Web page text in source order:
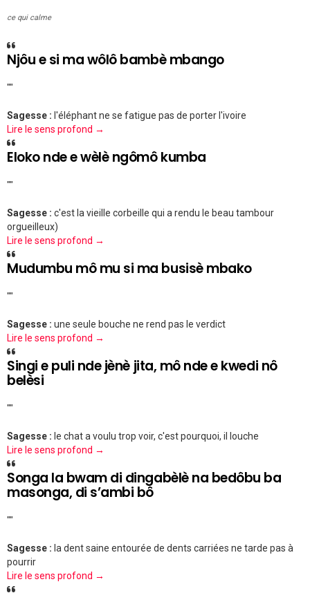
ce qui calme
Njôu e si ma wôlô bambè mbango
""
Sagesse : l'éléphant ne se fatigue pas de porter l'ivoire
Lire le sens profond →
Eloko nde e wèlè ngômô kumba
""
Sagesse : c'est la vieille corbeille qui a rendu le beau tambour
orgueilleux)
Lire le sens profond →
Mudumbu mô mu si ma busisè mbako
""
Sagesse : une seule bouche ne rend pas le verdict
Lire le sens profond →
Singi e puli nde jènè jita, mô nde e kwedi nô
belèsi
""
Sagesse : le chat a voulu trop voir, c'est pourquoi, il louche
Lire le sens profond →
Songa la bwam di dingabèlè na bedôbu ba
masonga, di s’ambi bô
""
Sagesse : la dent saine entourée de dents carriées ne tarde pas à
pourrir
Lire le sens profond →